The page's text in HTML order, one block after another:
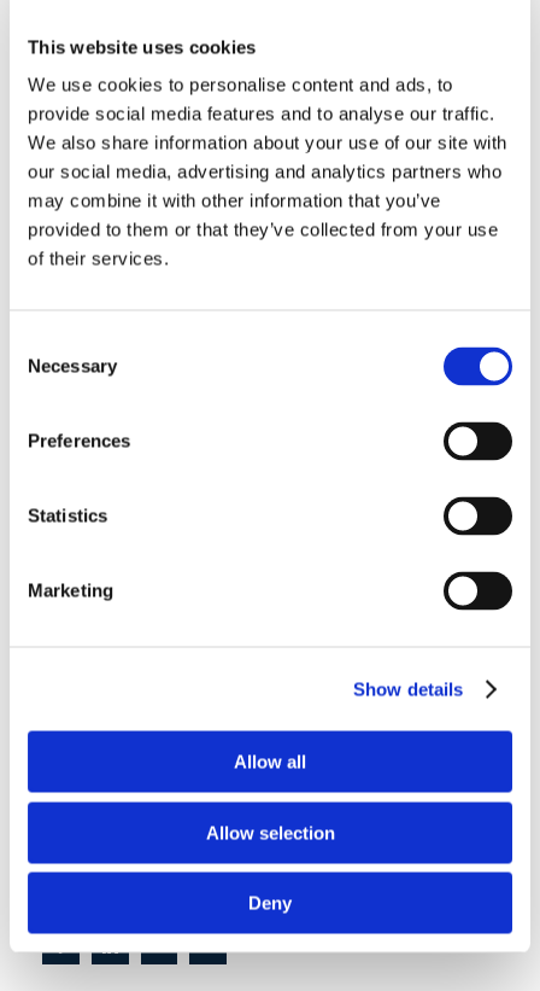
This website uses cookies
We use cookies to personalise content and ads, to
provide social media features and to analyse our traffic.
We also share information about your use of our site with
our social media, advertising and analytics partners who
may combine it with other information that you’ve
provided to them or that they’ve collected from your use
of their services.
Selection
Necessary
Preferences
Statistics
Marketing
Show details
Allow all
Allow selection
Deny
La sentenza n. 16835 del 29 maggio 2026 della
su un tema di grande rilievo teorico e pratico
nell'ambito delle obbligazioni solidali passive: il
rapporto tra l'azione di [...]